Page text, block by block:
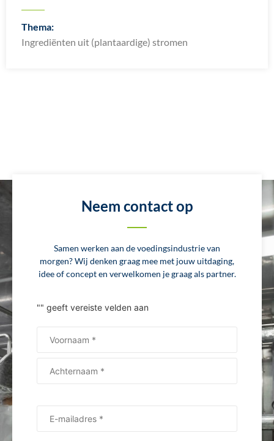
Thema:
Ingrediënten uit (plantaardige) stromen
Neem contact op
Samen werken aan de voedingsindustrie van
morgen? Wij denken graag mee met jouw uitdaging,
idee of concept en verwelkomen je graag als partner.
"" geeft vereiste velden aan
Naam